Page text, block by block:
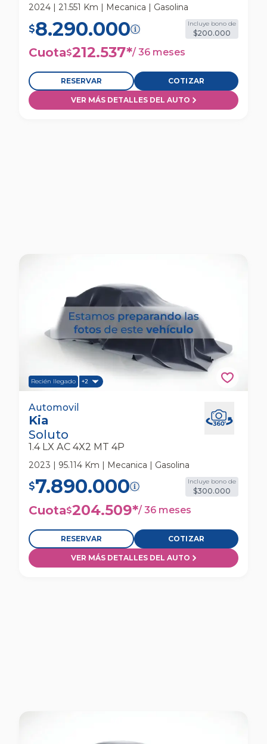
2024 | 21.551 Km | Mecanica | Gasolina
$8.290.000 Incluye bono de
$200.000
Cuota$212.537*/ 36 meses
RESERVAR COTIZAR
VER MÁS DETALLES DEL AUTO
Recién llegado +2
Kia Soluto 1.4 Lx Ac 4x2 Mt 4p Automovil
Automovil
Kia
Soluto
1.4 LX AC 4X2 MT 4P
2023 | 95.114 Km | Mecanica | Gasolina
$7.890.000 Incluye bono de
$300.000
Cuota$204.509*/ 36 meses
RESERVAR COTIZAR
VER MÁS DETALLES DEL AUTO